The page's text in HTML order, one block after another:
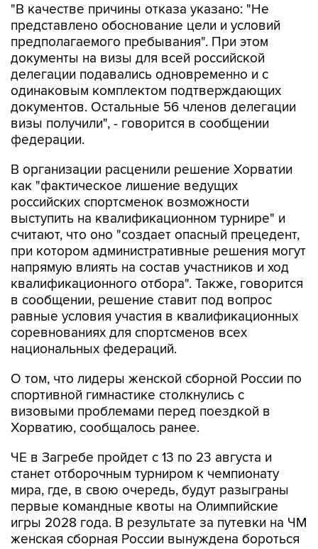
"В качестве причины отказа указано: "Не
представлено обоснование цели и условий
предполагаемого пребывания". При этом
документы на визы для всей российской
делегации подавались одновременно и с
одинаковым комплектом подтверждающих
документов. Остальные 56 членов делегации
визы получили", - говорится в сообщении
федерации.
В организации расценили решение Хорватии
как "фактическое лишение ведущих
российских спортсменок возможности
выступить на квалификационном турнире" и
считают, что оно "создает опасный прецедент,
при котором административные решения могут
напрямую влиять на состав участников и ход
квалификационного отбора". Также, говорится
в сообщении, решение ставит под вопрос
равные условия участия в квалификационных
соревнованиях для спортсменов всех
национальных федераций.
О том, что лидеры женской сборной России по
спортивной гимнастике столкнулись с
визовыми проблемами перед поездкой в
Хорватию, сообщалось ранее.
ЧЕ в Загребе пройдет с 13 по 23 августа и
станет отборочным турниром к чемпионату
мира, где, в свою очередь, будут разыграны
первые командные квоты на Олимпийские
игры 2028 года. В результате за путевки на ЧМ
женская сборная России вынуждена бороться